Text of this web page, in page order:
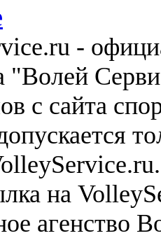
-
"Волей
с сайта
на
агенство